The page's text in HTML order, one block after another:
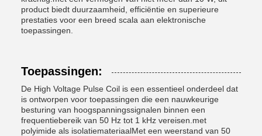
product biedt duurzaamheid, efficiëntie en superieure
prestaties voor een breed scala aan elektronische
toepassingen.
Toepassingen:
De High Voltage Pulse Coil is een essentieel onderdeel dat
is ontworpen voor toepassingen die een nauwkeurige
besturing van hoogspanningssignalen binnen een
frequentiebereik van 50 Hz tot 1 kHz vereisen.met
polyimide als isolatiemateriaalMet een weerstand van 50